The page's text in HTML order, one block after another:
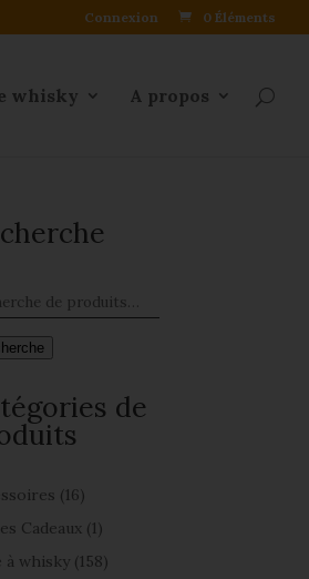
Connexion 0 Éléments
whisky A propos
de
(16)
Cadeaux (1)
à whisky (158)